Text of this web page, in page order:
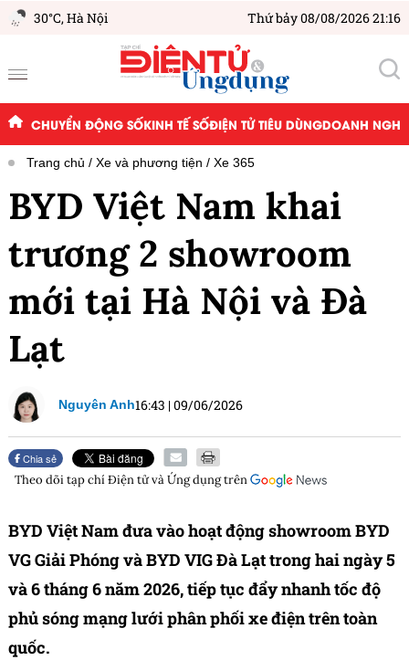
30°C,Hà Nội Thứ bảy 08/08/2026 21:16
CHUYỂN ĐỘNG SỐKINH TẾ SỐĐIỆN TỬ TIÊU DÙNGDOANH
Trang chủ Xe và phương tiện Xe 365
BYD Việt Nam khai
trương 2 showroom
mới tại Hà Nội và Đà
Lạt
Nguyên Anh16:43 |09/06/2026
Chia sẻ
Theo dõi tạp chíĐiện tử và Ứng dụngtrên
BYD Việt Nam đưa vào hoạt động showroom BYD
VG Giải Phóng và BYD VIG Đà Lạt trong hai ngày 5
và 6 tháng 6 năm 2026, tiếp tục đẩy nhanh tốc độ
phủ sóng mạng lưới phân phối xe điện trên toàn
quốc.